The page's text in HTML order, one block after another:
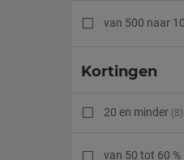
DIAMANT(EN)
(2)
van 500 naar
Kortingen
20 en minder (8)
van 50 tot 60 %